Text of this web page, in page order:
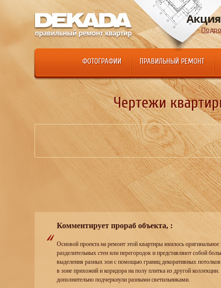
ФОТОГРАФИИ ПРАВИЛЬНЫЙ РЕМОНТ
Чертежи
Комментирует прораб объекта, :
Основой проекта на ремонт этой квартиры явилось
разделительных стен или перегородок и представляют собой
выделения разных зон с помощью границ декоративных
в зоне прихожнй и коридора на полу плитка из другой
дополнительно подчеркнули разными светильниками.